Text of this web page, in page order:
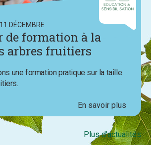
DÉCEMBRE
de formation à la
arbres fruitiers
une formation pratique sur la taille
En savoir plus
Plus d'actualités